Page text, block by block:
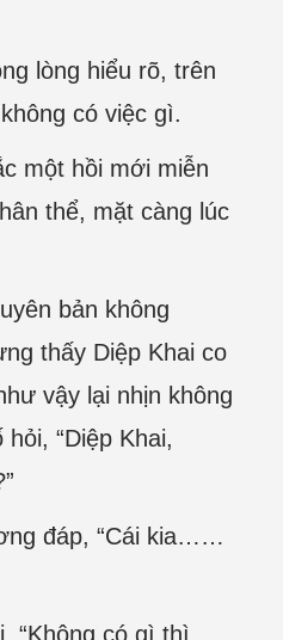
lòng hiểu rõ, trên
có việc gì.
một hồi mới miễn
thể, mặt càng lúc
bản không
thấy Diệp Khai co
vậy lại nhịn không
“Diệp Khai,
đáp, “Cái kia……
“Không có gì thì